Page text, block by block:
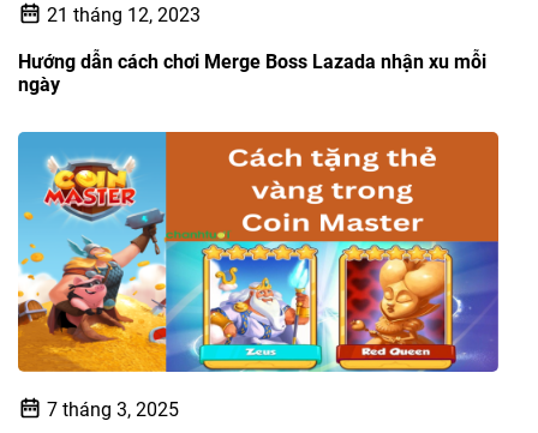
21 tháng 12, 2023
Hướng dẫn cách chơi Merge Boss Lazada nhận xu mỗi
ngày
7 tháng 3, 2025